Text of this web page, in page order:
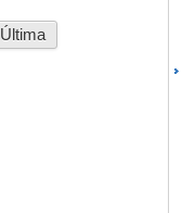
Última